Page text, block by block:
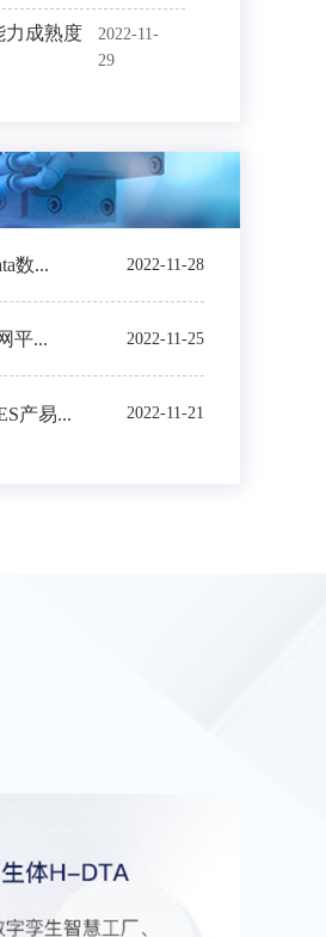
力成熟度
2022-11-
29
数... 2022-11-28
平... 2022-11-25
产易... 2022-11-21